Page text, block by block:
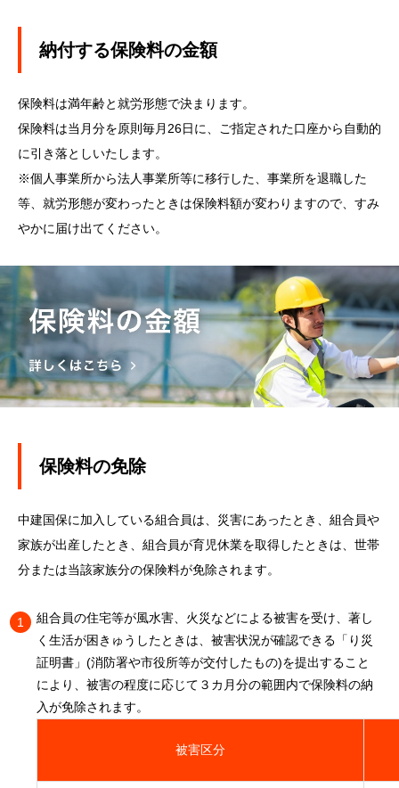
納付する保険料の金額
保険料は満年齢と就労形態で決まります。
保険料は当月分を原則毎月26日に、ご指定された口座から自動的
に引き落としいたします。
※個人事業所から法人事業所等に移行した、事業所を退職した
等、就労形態が変わったときは保険料額が変わりますので、すみ
やかに届け出てください。
保険料の免除
中建国保に加入している組合員は、災害にあったとき、組合員や
家族が出産したとき、組合員が育児休業を取得したときは、世帯
分または当該家族分の保険料が免除されます。
組合員の住宅等が風水害、火災などによる被害を受け、著し
く生活が困きゅうしたときは、被害状況が確認できる「り災
証明書」(消防署や市役所等が交付したもの)を提出すること
により、被害の程度に応じて３カ月分の範囲内で保険料の納
入が免除されます。
被害区分